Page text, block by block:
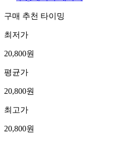
구매 추천 타이밍
최저가
20,800원
평균가
20,800원
최고가
20,800원